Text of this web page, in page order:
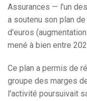
Assurances — l'un
a soutenu son plan
d'euros
mené à bien entre
Ce plan a permis de
groupe des marges
l'activité poursuivait